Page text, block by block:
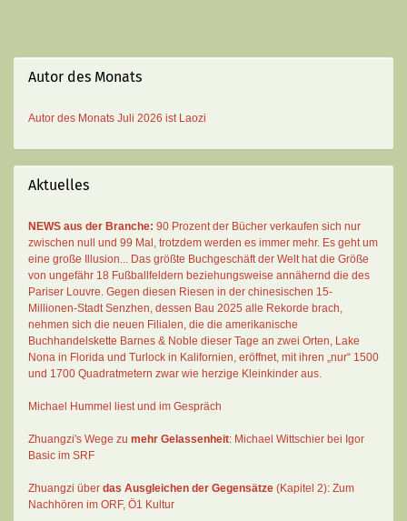
Autor des Monats
Autor des Monats Juli 2026 ist Laozi
Aktuelles
NEWS aus der Branche: 90 Prozent der Bücher verkaufen sich nur
zwischen null und 99 Mal , trotzdem werden es immer mehr. Es geht um
eine große Illusion... Das größte Buchgeschäft der Welt hat die Größe
von ungefähr 18 Fußballfeldern beziehungsweise annähernd die des
Pariser Louvre. Gegen diesen Riesen in der chinesischen 15-
Millionen-Stadt Senzhen, dessen Bau 2025 alle Rekorde brach,
nehmen sich die neuen Filialen, die die amerikanische
Buchhandelskette Barnes & Noble dieser Tage an zwei Orten, Lake
Nona in Florida und Turlock in Kalifornien, eröffnet, mit ihren „nur“ 1500
und 1700 Quadratmetern zwar wie herzige Kleinkinder aus.
Michael Hummel liest und im Gespräch
Zhuangzi's Wege zu mehr Gelassenheit: Michael Wittschier bei Igor
Basic im SRF
Zhuangzi über das Ausgleichen der Gegensätze (Kapitel 2): Zum
Nachhören im ORF, Ö1 Kultur